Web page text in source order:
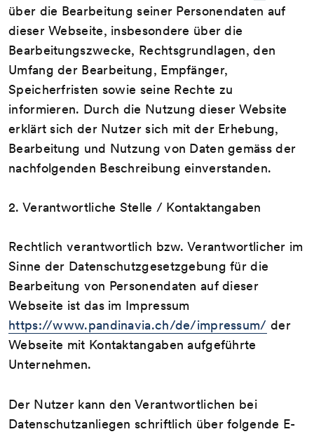
über die Bearbeitung seiner Personendaten auf
dieser Webseite, insbesondere über die
Bearbeitungszwecke, Rechtsgrundlagen, den
Umfang der Bearbeitung, Empfänger,
Speicherfristen sowie seine Rechte zu
informieren. Durch die Nutzung dieser Website
erklärt sich der Nutzer sich mit der Erhebung,
Bearbeitung und Nutzung von Daten gemäss der
nachfolgenden Beschreibung einverstanden.
2. Verantwortliche Stelle / Kontaktangaben
Rechtlich verantwortlich bzw. Verantwortlicher im
Sinne der Datenschutzgesetzgebung für die
Bearbeitung von Personendaten auf dieser
Webseite ist das im Impressum
https://www.pandinavia.ch/de/impressum/ der
Webseite mit Kontaktangaben aufgeführte
Unternehmen.
Der Nutzer kann den Verantwortlichen bei
Datenschutzanliegen schriftlich über folgende E-